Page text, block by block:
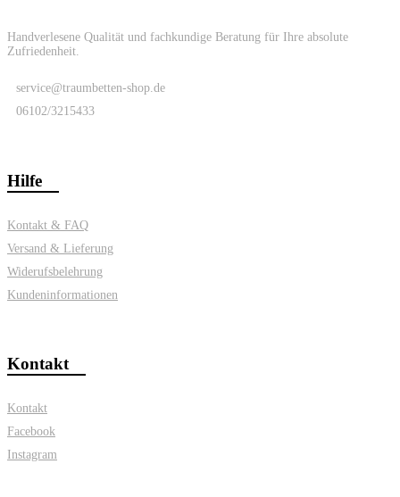
Handverlesene Qualität und fachkundige Beratung für Ihre absolute
Zufriedenheit.
service@traumbetten-shop.de
06102/3215433
Hilfe
Kontakt & FAQ
Versand & Lieferung
Widerufsbelehrung
Kundeninformationen
Kontakt
Kontakt
Facebook
Instagram